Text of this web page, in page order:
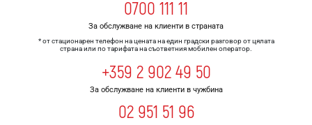
0700 111 11
За обслужване на клиенти в страната
* от стационарен телефон на цената на един градски разговор от цялата
страна или по тарифата на съответния мобилен оператор.
+359 2 902 49 50
За обслужване на клиенти в чужбина
02 951 51 96